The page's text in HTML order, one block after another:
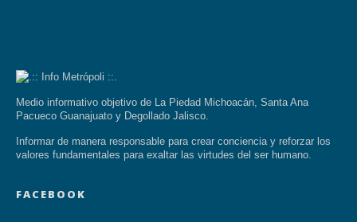
Medio informativo objetivo de La Piedad Michoacán, Santa Ana
Pacueco Guanajuato y Degollado Jalisco.
Informar de manera responsable para crear conciencia y reforzar los
valores fundamentales para exaltar las virtudes del ser humano.
FACEBOOK